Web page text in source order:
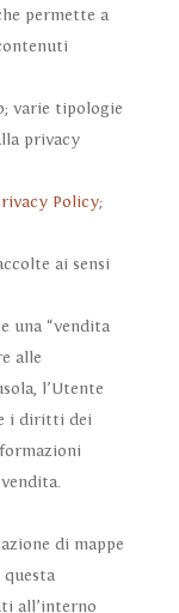
permette a
varie tipologie
privacy
Policy;
ai sensi
una “vendita
alle
l’Utente
i diritti dei
di mappe
all’interno